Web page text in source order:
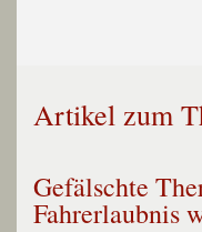
Artikel zum
Gefälschte
Fahrerlaubnis